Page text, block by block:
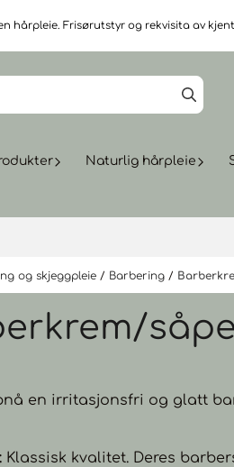
hårpleie. Frisørutstyr og rekvisita av
Naturlig hårpleie
og skjeggpleie / Barbering /
en irritasjonsfri og glatt
Klassisk kvalitet. Deres